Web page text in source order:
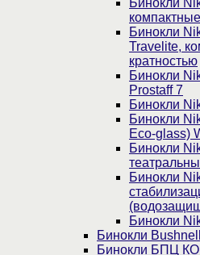
Бинокли
компактные
Бинокли
Travelite,
кратностью
Бинокли
Prostaff 7
Бинокли
Бинокли
Eco-glass)
Бинокли
Бинокли
Бинокли
Бинокли Bushnell
Бинокли БПЦ